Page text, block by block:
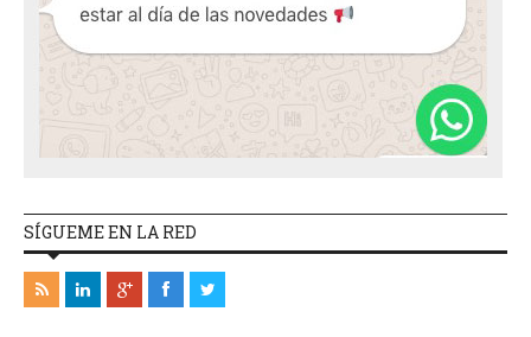
SÍGUEME EN LA RED